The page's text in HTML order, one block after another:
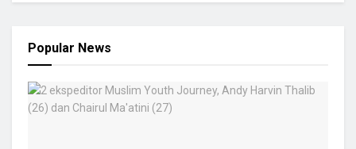
Popular News